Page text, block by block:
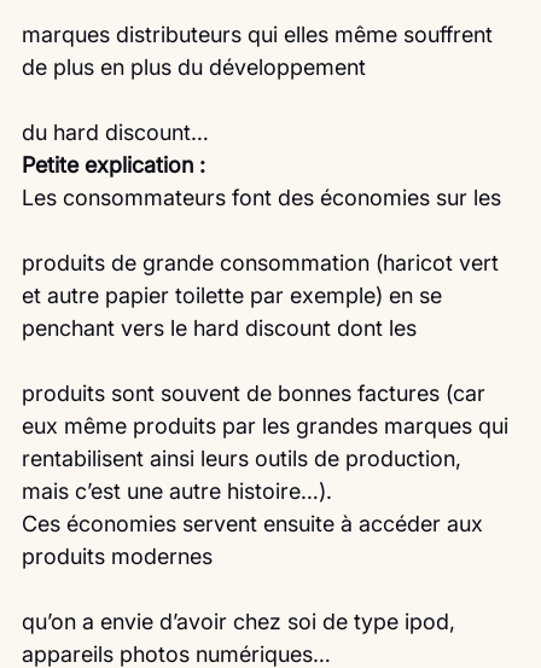
marques distributeurs qui elles même souffrent
de plus en plus du développement
du hard discount…
Petite explication :
Les consommateurs font des économies sur les
produits de grande consommation (haricot vert
et autre papier toilette par exemple) en se
penchant vers le hard discount dont les
produits sont souvent de bonnes factures (car
eux même produits par les grandes marques qui
rentabilisent ainsi leurs outils de production,
mais c’est une autre histoire…).
Ces économies servent ensuite à accéder aux
produits modernes
qu’on a envie d’avoir chez soi de type ipod,
appareils photos numériques…